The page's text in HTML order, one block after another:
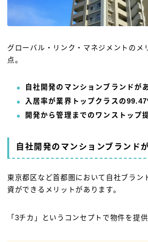
グローバル・リンク・マネジメントのメ
点。
自社開発のマンションブランドが
入居率が業界トップクラスの
開発から管理までのワンストップ
自社開発のマンションブランド
東京都区など首都圏において自社ブラン
資ができるメリットがあります。
「3チカ」というコンセプトで物件を提供